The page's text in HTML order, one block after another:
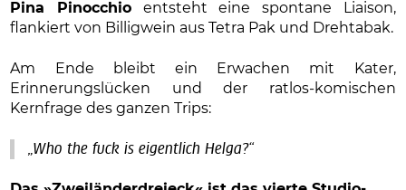
Pina Pinocchio entsteht eine spontane Liaison,
flankiert von Billigwein aus Tetra Pak und Drehtabak.
Am Ende bleibt ein Erwachen mit Kater,
Erinnerungslücken und der ratlos-komischen
Kernfrage des ganzen Trips:
„Who the fuck is eigentlich Helga?“